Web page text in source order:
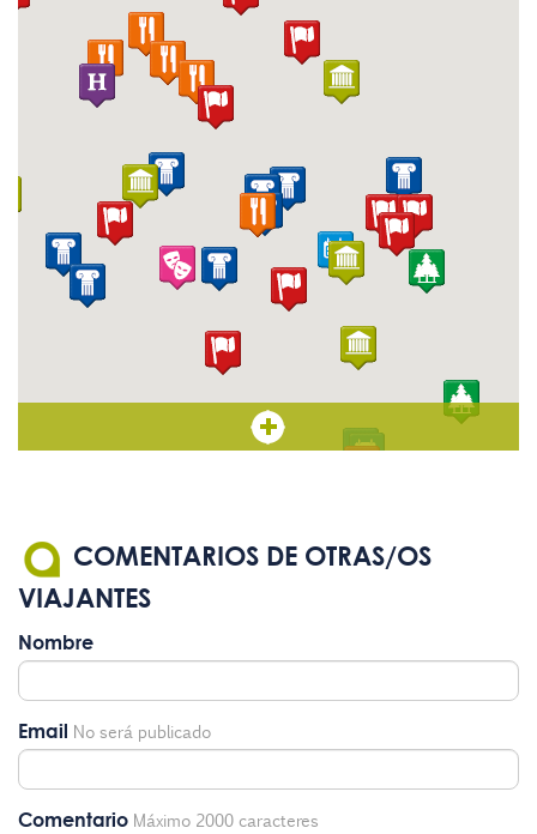
COMENTARIOS DE OTRAS/OS
VIAJANTES
Nombre
Email No será publicado
Comentario Máximo 2000 caracteres